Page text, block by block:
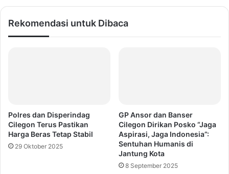
Rekomendasi untuk Dibaca
Polres dan Disperindag
Cilegon Terus Pastikan
Harga Beras Tetap Stabil
29 Oktober 2025
GP Ansor dan Banser
Cilegon Dirikan Posko “Jaga
Aspirasi, Jaga Indonesia”:
Sentuhan Humanis di
Jantung Kota
8 September 2025